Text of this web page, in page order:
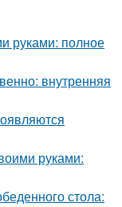
руками: полное
внутренняя
руками:
стола: